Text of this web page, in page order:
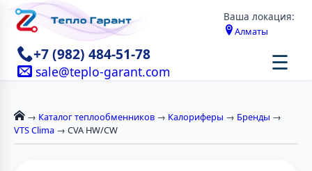
Ваша локация:
Алматы
+7 (982) 484-51-78
sale@teplo-garant.com ☰
→ Каталог теплообменников → Калориферы → Бренды →
VTS Clima → CVA HW/CW